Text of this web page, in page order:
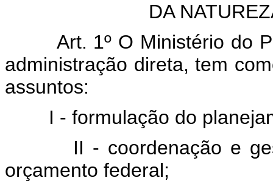
DA
Art. 1º O Ministério do
administração direta, tem
assuntos:
I - formulação do
II - coordenação e
orçamento federal;